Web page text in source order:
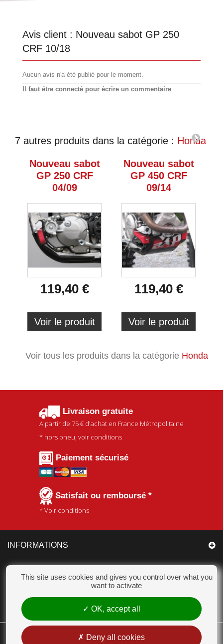
Avis client : Nouveau sabot GP 250
CRF 10/18
Aucun avis n'a été publié pour le moment.
Il faut être connecté pour écrire un commentaire
7 autres produits dans la catégorie : Honda
Nouveau sabot
GP 250 CRF
04/09
119,40 €
Voir le produit
Nouveau sabot
GP 450 CRF
09/14
119,40 €
Voir le produit
Voir tous les produits dans la catégorie Honda
Livraison gratuite
A partir de 75 € d'achat en France Métropolitaine
* hors pneu, voir conditions
Paiement sécurisé
Satisfait ou remboursé *
* Voir conditions
INFORMATIONS
CATÉGORIES
MON COMPTE
CHAMPION ACCESSOIRES
This site uses cookies and gives you control over what you
want to activate
OK, accept all
Deny all cookies